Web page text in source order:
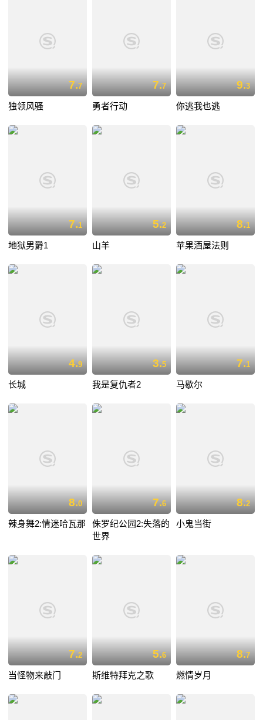
7.7
独领风骚
7.7
勇者行动
9.3
你逃我也逃
7.1
地狱男爵1
5.2
山羊
8.1
苹果酒屋法则
4.9
长城
3.5
我是复仇者2
7.1
马歇尔
8.0
辣身舞2:情迷哈瓦那
7.6
侏罗纪公园2:失落的
世界
8.2
小鬼当街
7.2
当怪物来敲门
5.6
斯维特拜克之歌
8.7
燃情岁月